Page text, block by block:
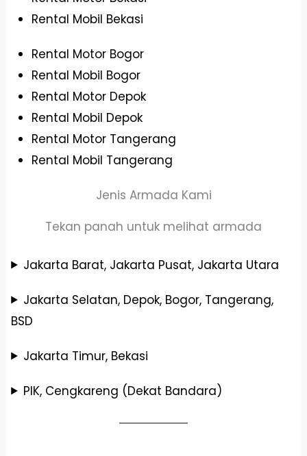
Rental Mobil Bekasi
Rental Motor Bogor
Rental Mobil Bogor
Rental Motor Depok
Rental Mobil Depok
Rental Motor Tangerang
Rental Mobil Tangerang
Jenis Armada Kami
Tekan panah untuk melihat armada
Jakarta Barat, Jakarta Pusat, Jakarta Utara
Jakarta Selatan, Depok, Bogor, Tangerang,
BSD
Jakarta Timur, Bekasi
PIK, Cengkareng (Dekat Bandara)